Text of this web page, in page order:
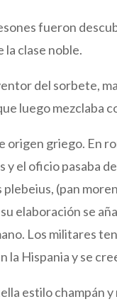
fueron
la clase noble.
del sorbete,
luego mezclaba
origen griego. En
el oficio pasaba
(pan
elaboración se
Los militares
la Hispania y se
estilo champán